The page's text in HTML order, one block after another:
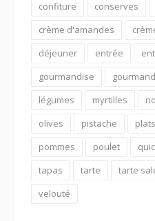
confiture
conserves
crème d'amandes
déjeuner
entrée
gourmandise
légumes
myrtilles
olives
pistache
pommes
poulet
tapas
tarte tarte
velouté